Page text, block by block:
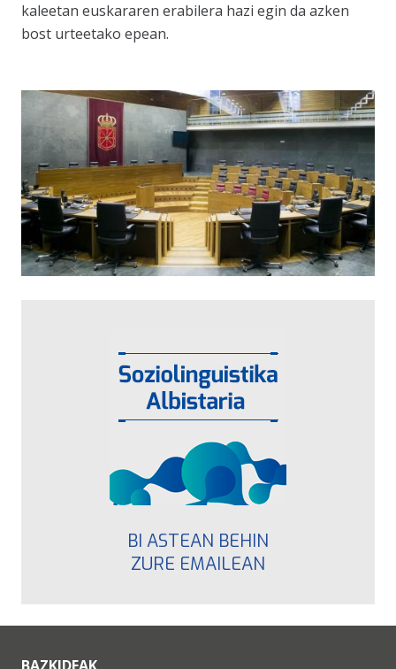
kaleetan euskararen erabilera hazi egin da azken
bost urteetako epean.
BI ASTEAN BEHIN
ZURE EMAILEAN
BAZKIDEAK